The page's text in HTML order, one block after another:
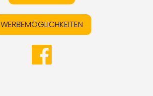
WERBEMÖGLICHKEITEN